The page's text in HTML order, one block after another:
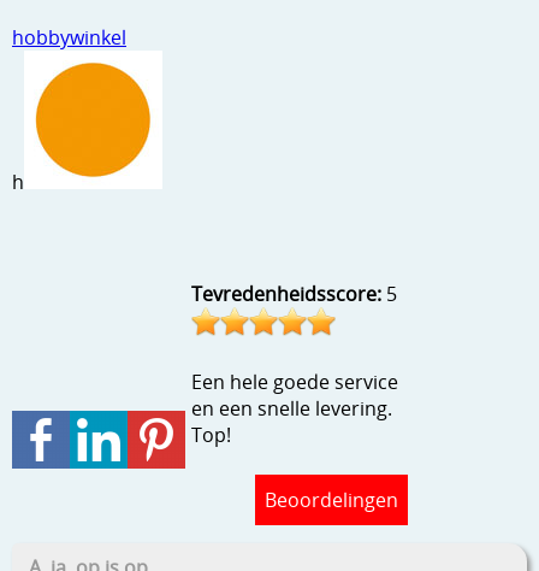
Stempels en zo
Template, mask, stencils, grids
Wat nog, een creatief kijkje
hobbywinkel
h
Tevredenheidsscore: 5
Een hele goede service
en een snelle levering.
Top!
Beoordelingen